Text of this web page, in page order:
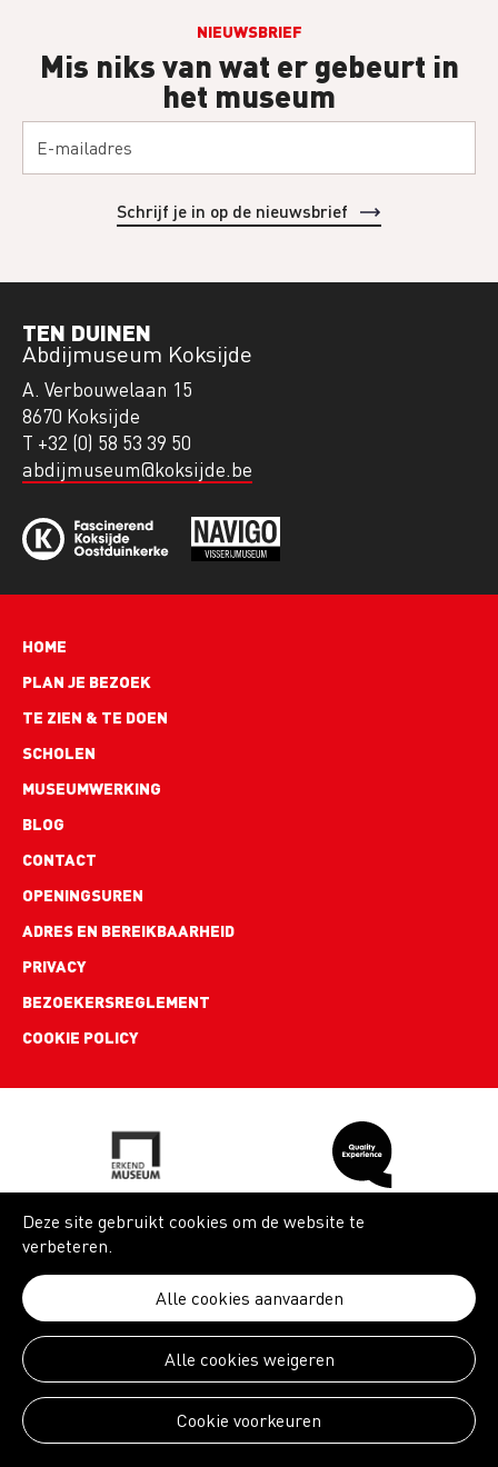
NIEUWSBRIEF
Mis niks van wat er gebeurt in
het museum
TEN DUINEN
Abdijmuseum Koksijde
A. Verbouwelaan 15
8670 Koksijde
T +32 (0) 58 53 39 50
abdijmuseum@koksijde.be
Hoofdnavigatie
HOME
PLAN JE BEZOEK
TE ZIEN & TE DOEN
SCHOLEN
MUSEUMWERKING
BLOG
Footer
links
CONTACT
OPENINGSUREN
ADRES EN BEREIKBAARHEID
PRIVACY
BEZOEKERSREGLEMENT
COOKIE POLICY
Deze site gebruikt cookies om de website te
verbeteren.
Cookie voorkeuren
Alle cookies weigeren
Alle cookies aanvaarden